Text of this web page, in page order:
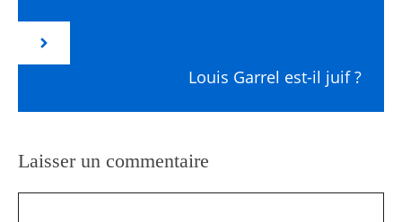
Louis Garrel est-il juif ?
Laisser un commentaire